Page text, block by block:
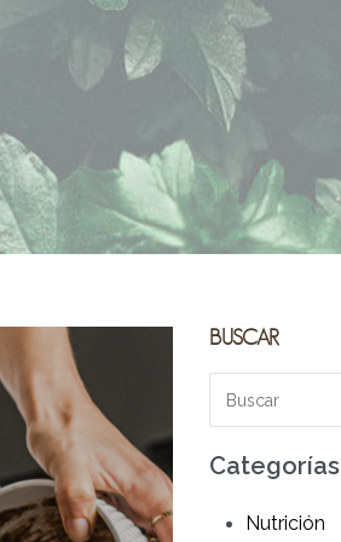
UBÍCANOS CONTACTO
BUSCAR
Categorías
Nutrición